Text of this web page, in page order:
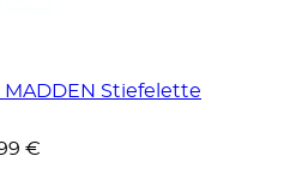
MADDEN Stiefelette
€